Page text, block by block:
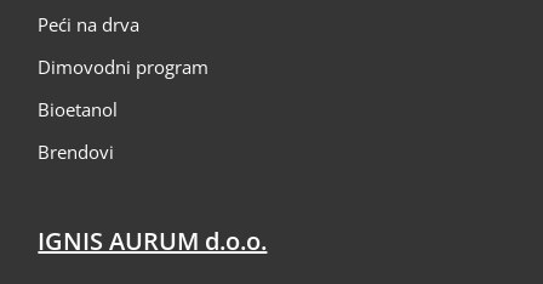
Peći na drva
Dimovodni program
Bioetanol
Brendovi
IGNIS AURUM d.o.o.